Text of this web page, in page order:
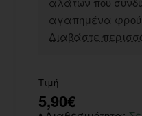
αγαπημένα
Διαβάστε
Τιμή
5,90€